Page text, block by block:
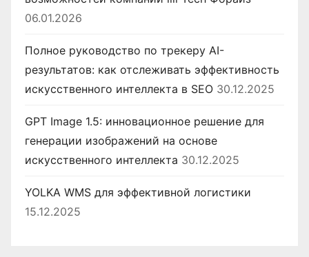
06.01.2026
Полное руководство по трекеру AI-
результатов: как отслеживать эффективность
искусственного интеллекта в SEO 30.12.2025
GPT Image 1.5: инновационное решение для
генерации изображений на основе
искусственного интеллекта 30.12.2025
YOLKA WMS для эффективной логистики
15.12.2025